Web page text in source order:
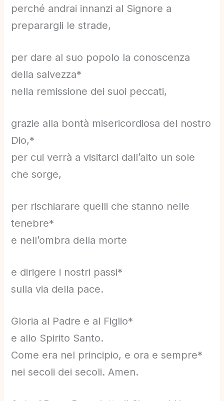
perché andrai innanzi al Signore a
preparargli le strade,
per dare al suo popolo la conoscenza
della salvezza*
nella remissione dei suoi peccati,
grazie alla bontà misericordiosa del nostro
Dio,*
per cui verrà a visitarci dall’alto un sole
che sorge,
per rischiarare quelli che stanno nelle
tenebre*
e nell’ombra della morte
e dirigere i nostri passi*
sulla via della pace.
Gloria al Padre e al Figlio*
e allo Spirito Santo.
Come era nel principio, e ora e sempre*
nei secoli dei secoli. Amen.